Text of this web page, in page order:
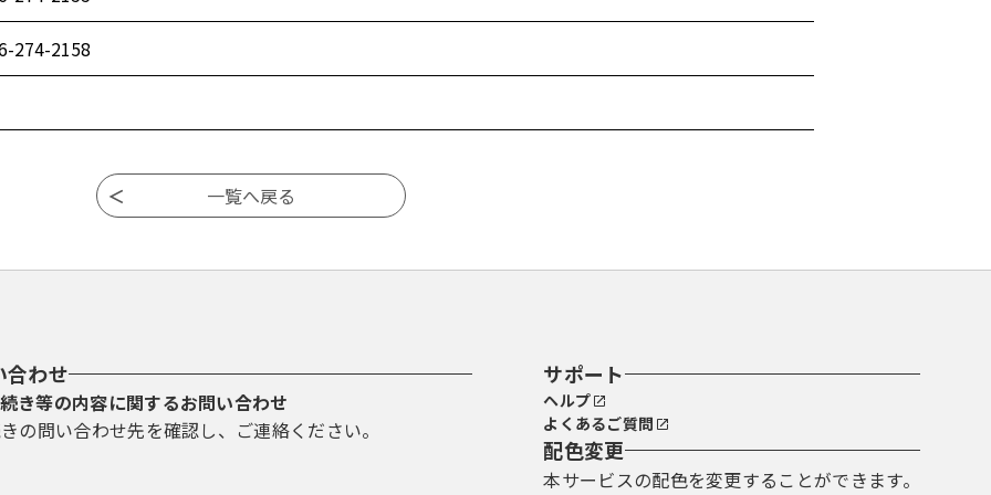
274-2158
合わせ
き等の内容に関するお問い合わせ
の問い合わせ先を確認し、ご連絡ください。
サポート
ヘルプ
よくあるご質問
配色変更
本サービスの配色を変更することができます。